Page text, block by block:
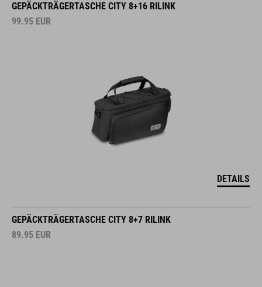
GEPÄCKTRÄGERTASCHE CITY 8+16 RILINK
99.95 EUR
DETAILS
GEPÄCKTRÄGERTASCHE CITY 8+7 RILINK
89.95 EUR